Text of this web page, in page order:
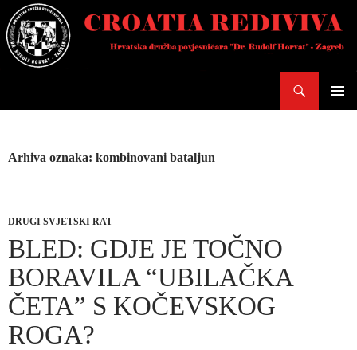
Skoči
do
sadržaja
Arhiva oznaka: kombinovani bataljun
DRUGI SVJETSKI RAT
BLED: GDJE JE TOČNO
BORAVILA “UBILAČKA
ČETA” S KOČEVSKOG
ROGA?